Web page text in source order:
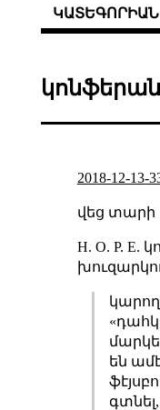
2018-12-13-
վեց
H. O. P. E.
են